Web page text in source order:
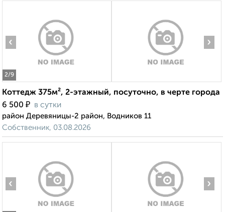
2/9
‹ ›
Коттедж 375м², 2-этажный, посуточно, в черте города
6 500 ₽ в сутки
район Деревяницы-2 район, Водников 11
Собственник, 03.08.2026
‹ ›